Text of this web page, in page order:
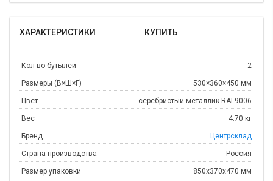
ХАРАКТЕРИСТИКИ КУПИТЬ
Кол-во бутылей 2
Размеры (В×Ш×Г) 530×360×450 мм
Цвет серебристый металлик RAL9006
Вес 4.70 кг
Бренд Центрсклад
Страна производства Россия
Размер упаковки 850х370х470 мм